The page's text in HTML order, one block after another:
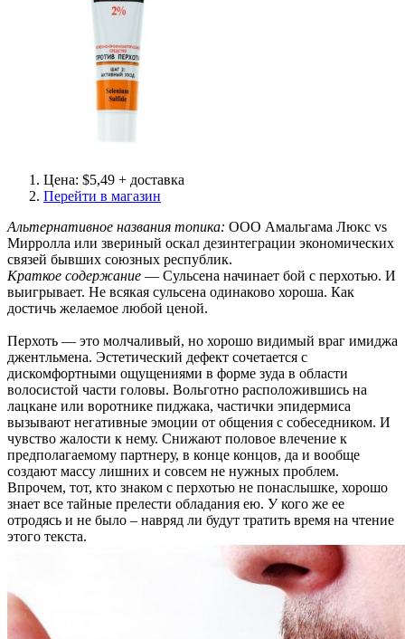
Цена: $5,49 + доставка
Перейти в магазин
Альтернативное названия топика: ООО Амальгама Люкс vs
Мирролла или звериный оскал дезинтеграции экономических
связей бывших союзных республик.
Краткое содержание — Сульсена начинает бой с перхотью. И
выигрывает. Не всякая сульсена одинаково хороша. Как
достичь желаемое любой ценой.
Перхоть — это молчаливый, но хорошо видимый враг имиджа
джентльмена. Эстетический дефект сочетается с
дискомфортными ощущениями в форме зуда в области
волосистой части головы. Вольготно расположившись на
лацкане или воротнике пиджака, частички эпидермиса
вызывают негативные эмоции от общения с собеседником. И
чувство жалости к нему. Снижают половое влечение к
предполагаемому партнеру, в конце концов, да и вообще
создают массу лишних и совсем не нужных проблем.
Впрочем, тот, кто знаком с перхотью не понаслышке, хорошо
знает все тайные прелести обладания ею. У кого же ее
отродясь и не было – навряд ли будут тратить время на чтение
этого текста.